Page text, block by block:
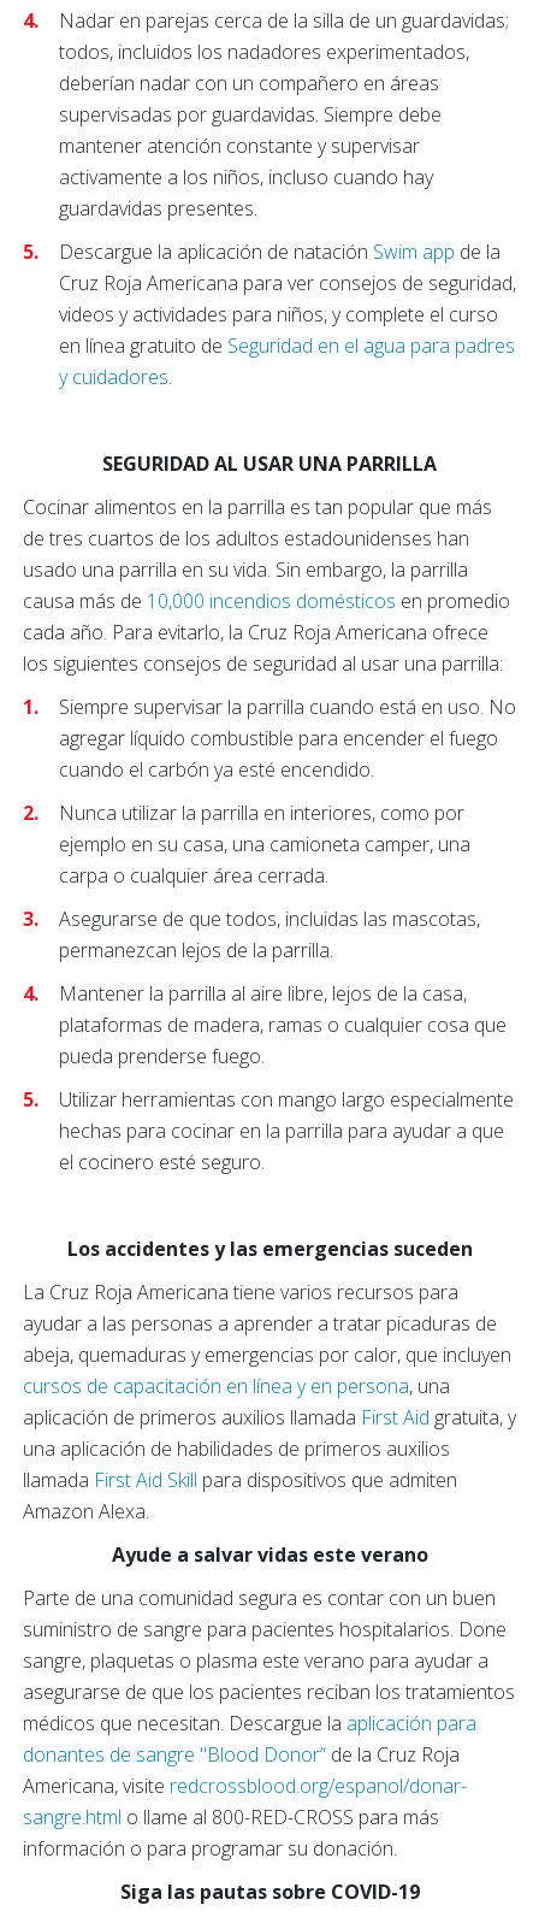
Nadar en parejas cerca de la silla de un guardavidas;
todos, incluidos los nadadores experimentados,
deberían nadar con un compañero en áreas
supervisadas por guardavidas. Siempre debe
mantener atención constante y supervisar
activamente a los niños, incluso cuando hay
guardavidas presentes.
Descargue la aplicación de natación Swim app de la
Cruz Roja Americana para ver consejos de seguridad,
videos y actividades para niños, y complete el curso
en línea gratuito de Seguridad en el agua para padres
y cuidadores.
SEGURIDAD AL USAR UNA PARRILLA
Cocinar alimentos en la parrilla es tan popular que más
de tres cuartos de los adultos estadounidenses han
usado una parrilla en su vida. Sin embargo, la parrilla
causa más de 10,000 incendios domésticos en promedio
cada año. Para evitarlo, la Cruz Roja Americana ofrece
los siguientes consejos de seguridad al usar una parrilla:
Siempre supervisar la parrilla cuando está en uso. No
agregar líquido combustible para encender el fuego
cuando el carbón ya esté encendido.
Nunca utilizar la parrilla en interiores, como por
ejemplo en su casa, una camioneta camper, una
carpa o cualquier área cerrada.
Asegurarse de que todos, incluidas las mascotas,
permanezcan lejos de la parrilla.
Mantener la parrilla al aire libre, lejos de la casa,
plataformas de madera, ramas o cualquier cosa que
pueda prenderse fuego.
Utilizar herramientas con mango largo especialmente
hechas para cocinar en la parrilla para ayudar a que
el cocinero esté seguro.
Los accidentes y las emergencias suceden
La Cruz Roja Americana tiene varios recursos para
ayudar a las personas a aprender a tratar picaduras de
abeja, quemaduras y emergencias por calor, que incluyen
cursos de capacitación en línea y en persona, una
aplicación de primeros auxilios llamada First Aid gratuita, y
una aplicación de habilidades de primeros auxilios
llamada First Aid Skill para dispositivos que admiten
Amazon Alexa.
Ayude a salvar vidas este verano
Parte de una comunidad segura es contar con un buen
suministro de sangre para pacientes hospitalarios. Done
sangre, plaquetas o plasma este verano para ayudar a
asegurarse de que los pacientes reciban los tratamientos
médicos que necesitan. Descargue la aplicación para
donantes de sangre "Blood Donor” de la Cruz Roja
Americana, visite redcrossblood.org/espanol/donar-
sangre.html o llame al 800-RED-CROSS para más
información o para programar su donación.
Siga las pautas sobre COVID-19